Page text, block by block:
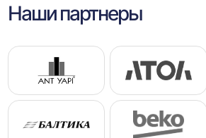
Наши партнеры